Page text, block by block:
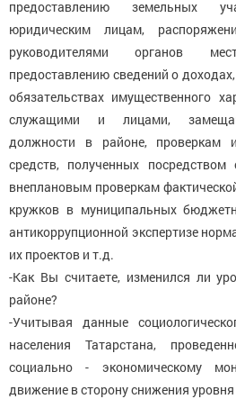
предоставлению земельных
юридическим лицам,
руководителями органов
предоставлению сведений о
обязательствах имущественного
служащими и лицами,
должности в районе, проверкам
средств, полученных
внеплановым проверкам
кружков в муниципальных
антикоррупционной экспертизе
их проектов и т.д.
-Как Вы считаете, изменился ли
районе?
-Учитывая данные
населения Татарстана,
социально - экономическому
движение в сторону снижения